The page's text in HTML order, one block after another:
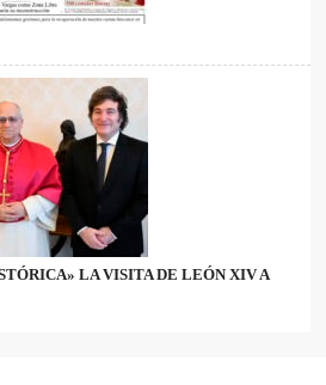
LA VISITA DE LEÓN XIV A